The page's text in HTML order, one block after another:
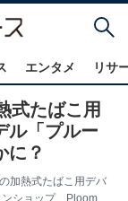
エンタメ リサ
式たばこ用
ル「プルー
に？
加熱式たばこ用デバ